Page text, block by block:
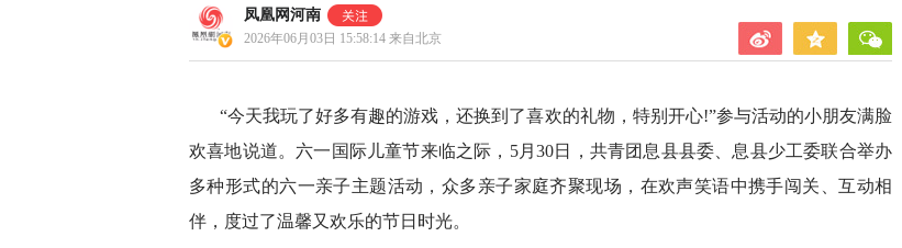
凤凰网河南
2026年06月03日 15:58:14 来自北京
“今天我玩了好多有趣的游戏，还换到了喜欢的礼物，特别开心!”参与活动的小朋友满脸
欢喜地说道。六一国际儿童节来临之际，5月30日，共青团息县县委、息县少工委联合举办
多种形式的六一亲子主题活动，众多亲子家庭齐聚现场，在欢声笑语中携手闯关、互动相
伴，度过了温馨又欢乐的节日时光。